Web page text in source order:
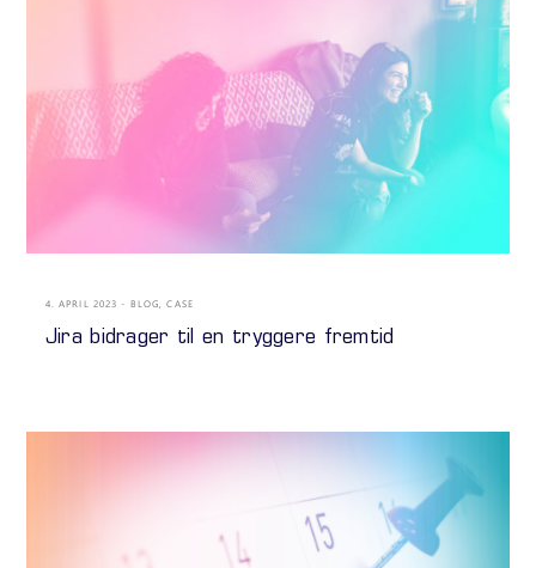
4. APRIL 2023 BLOG ,CASE
Jira bidrager til en tryggere fremtid